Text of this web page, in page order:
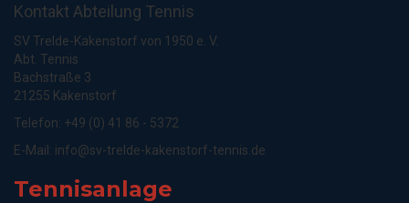
Kontakt Abteilung Tennis
SV Trelde-Kakenstorf von 1950 e. V.
Abt. Tennis
Bachstraße 3
21255 Kakenstorf
Telefon: +49 (0) 41 86 - 5372
E-Mail: info@sv-trelde-kakenstorf-tennis.de
Tennisanlage